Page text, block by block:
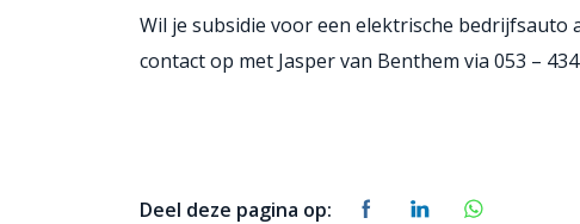
Wil je subsidie voor een elektrische
contact op met Jasper van Benthem via 053 –
Deel deze pagina op: